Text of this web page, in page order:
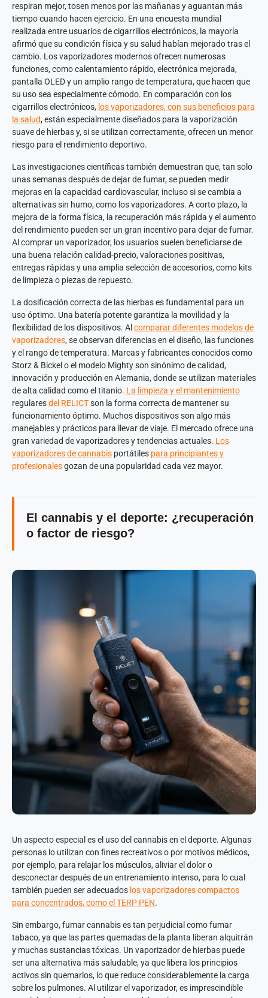
respiran mejor, tosen menos por las mañanas y aguantan más
tiempo cuando hacen ejercicio. En una encuesta mundial
realizada entre usuarios de cigarrillos electrónicos, la mayoría
afirmó que su condición física y su salud habían mejorado tras el
cambio. Los vaporizadores modernos ofrecen numerosas
funciones, como calentamiento rápido, electrónica mejorada,
pantalla OLED y un amplio rango de temperatura, que hacen que
su uso sea especialmente cómodo. En comparación con los
cigarrillos electrónicos, los vaporizadores, con sus beneficios para
la salud, están especialmente diseñados para la vaporización
suave de hierbas y, si se utilizan correctamente, ofrecen un menor
riesgo para el rendimiento deportivo.
Las investigaciones científicas también demuestran que, tan solo
unas semanas después de dejar de fumar, se pueden medir
mejoras en la capacidad cardiovascular, incluso si se cambia a
alternativas sin humo, como los vaporizadores. A corto plazo, la
mejora de la forma física, la recuperación más rápida y el aumento
del rendimiento pueden ser un gran incentivo para dejar de fumar.
Al comprar un vaporizador, los usuarios suelen beneficiarse de
una buena relación calidad-precio, valoraciones positivas,
entregas rápidas y una amplia selección de accesorios, como kits
de limpieza o piezas de repuesto.
La dosificación correcta de las hierbas es fundamental para un
uso óptimo. Una batería potente garantiza la movilidad y la
flexibilidad de los dispositivos. Al comparar diferentes modelos de
vaporizadores, se observan diferencias en el diseño, las funciones
y el rango de temperatura. Marcas y fabricantes conocidos como
Storz & Bickel o el modelo Mighty son sinónimo de calidad,
innovación y producción en Alemania, donde se utilizan materiales
de alta calidad como el titanio. La limpieza y el mantenimiento
regularesdel RELICTson la forma correcta de mantener su
funcionamiento óptimo. Muchos dispositivos son algo más
manejables y prácticos para llevar de viaje. El mercado ofrece una
gran variedad de vaporizadores y tendencias actuales. Los
vaporizadores de cannabis portátiles para principiantes y
profesionalesgozan de una popularidad cada vez mayor.
El cannabis y el deporte: ¿recuperación
o factor de riesgo?
Un aspecto especial es el uso del cannabis en el deporte. Algunas
personas lo utilizan con fines recreativos o por motivos médicos,
por ejemplo, para relajar los músculos, aliviar el dolor o
desconectar después de un entrenamiento intenso, para lo cual
también pueden ser adecuados los vaporizadores compactos
para concentrados, como el TERP PEN.
Sin embargo, fumar cannabis es tan perjudicial como fumar
tabaco, ya que las partes quemadas de la planta liberan alquitrán
y muchas sustancias tóxicas. Un vaporizador de hierbas puede
ser una alternativa más saludable, ya que libera los principios
activos sin quemarlos, lo que reduce considerablemente la carga
sobre los pulmones. Al utilizar el vaporizador, es imprescindible